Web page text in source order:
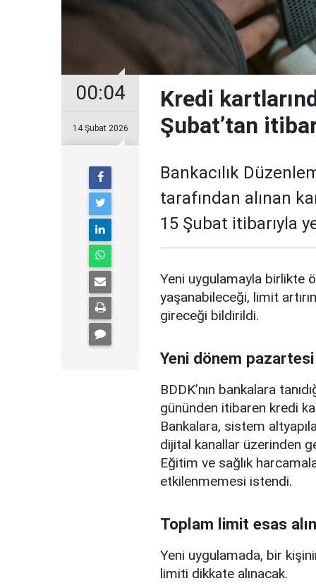
00:04
14 Şubat 2026
Kredi
Şubat’tan
Bankacılık
tarafından alınan
15 Şubat itibarıyla
Yeni uygulamayla birlikte
yaşanabileceği, limit
gireceği bildirildi.
Yeni dönem
BDDK’nın bankalara
gününden itibaren kredi
Bankalara, sistem
dijital kanallar üzerinden
Eğitim ve sağlık
etkilenmemesi istendi.
Toplam limit esas
Yeni uygulamada, bir
limiti dikkate alınacak.